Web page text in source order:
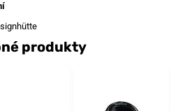
produkty